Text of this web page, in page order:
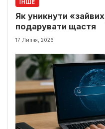
ІНШЕ
Як уникнути «зайвих
подарувати щастя
17 Липня, 2026